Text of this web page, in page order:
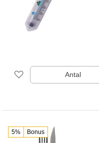
Antal
5% Bonus